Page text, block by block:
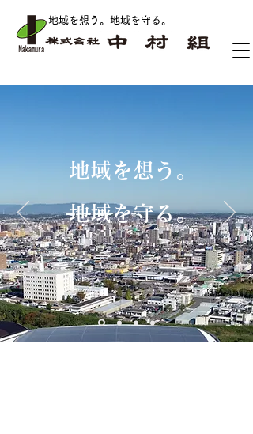
地域を想う。地域を守る 。
地域を想う。
地域を守る​。